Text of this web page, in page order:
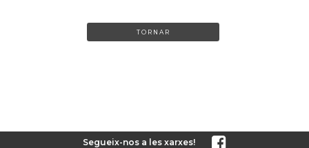
TORNAR
Segueix-nos a les xarxes!